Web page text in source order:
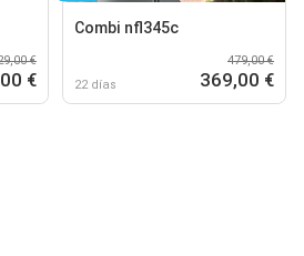
€
€
Combi nfl345c
22 días
479,00 €
369,00 €